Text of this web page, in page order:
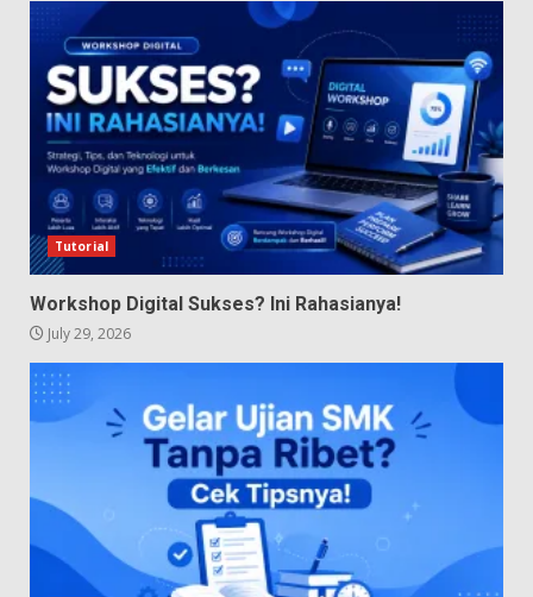
Tutorial
Workshop Digital Sukses? Ini Rahasianya!
July 29, 2026